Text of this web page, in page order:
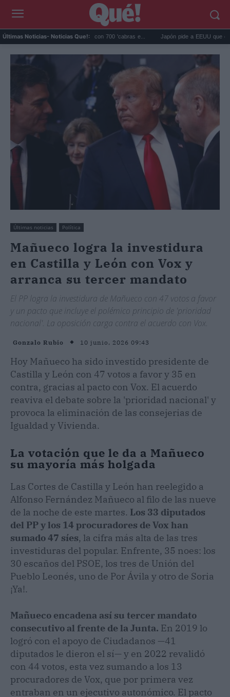
Últimas Noticias- Noticias Que!:
eliminó 140.000 cabras con 700 'cabras e... Japón pide a EEUU que deje de
Últimas noticias Política
Mañueco logra la investidura
en Castilla y León con Vox y
arranca su tercer mandato
El PP logra la investidura de Mañueco con 47 votos a favor
y un pacto que incluye el polémico principio de 'prioridad
nacional'. La oposición carga contra el acuerdo con Vox.
Gonzalo Rubio 10 junio, 2026 09:43
Hoy Mañueco ha sido investido presidente de
Castilla y León con 47 votos a favor y 35 en
contra, gracias al pacto con Vox. El acuerdo
reaviva el debate sobre la 'prioridad nacional' y
provoca la eliminación de las consejerias de
Igualdad y Vivienda.
La votación que le da a Mañueco
su mayoría más holgada
Las Cortes de Castilla y León han reelegido a
Alfonso Fernández Mañueco al filo de las nueve
de la noche de este martes. Los 33 diputados
del PP y los 14 procuradores de Vox han
sumado 47 síes, la cifra más alta de las tres
investiduras del popular. Enfrente, 35 noes: los
30 escaños del PSOE, los tres de Unión del
Pueblo Leonés, uno de Por Ávila y otro de Soria
¡Ya!.
Mañueco encadena así su tercer mandato
consecutivo al frente de la Junta. En 2019 lo
logró con el apoyo de Ciudadanos —41
diputados le dieron el sí— y en 2022 revalidó
con 44 votos, esta vez sumando a los 13
procuradores de Vox, que por primera vez
entraban en un ejecutivo autonómico. El pacto